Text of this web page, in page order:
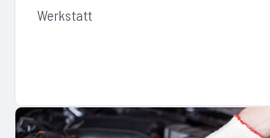
Werkstatt